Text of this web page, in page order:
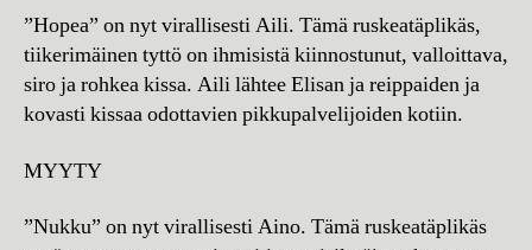
”Hopea” on nyt virallisesti Aili. Tämä ruskeatäplikäs,
tiikerimäinen tyttö on ihmisistä kiinnostunut, valloittava,
siro ja rohkea kissa. Aili lähtee Elisan ja reippaiden ja
kovasti kissaa odottavien pikkupalvelijoiden kotiin.
MYYTY
”Nukku” on nyt virallisesti Aino. Tämä ruskeatäplikäs